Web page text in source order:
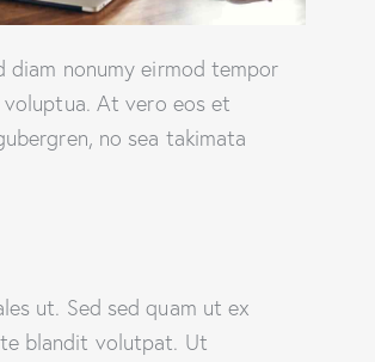
nonumy eirmod tempor
At vero eos et
no sea takimata
ut. Sed sed quam ut ex
blandit volutpat. Ut